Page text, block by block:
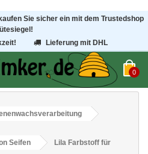
Sie sicher ein mit dem Trustedshop
Lieferung mit DHL
0
Seifen
Lila Farbstoff für